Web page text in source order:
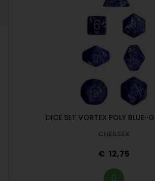
DICE SET VORTEX POLY BLUE-
CHESSEX
12,75